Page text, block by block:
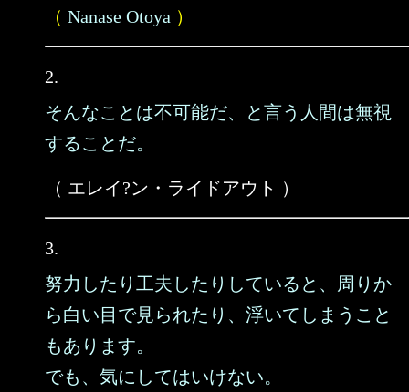
（ Nanase Otoya ）
2.
そんなことは不可能だ、と言う人間は無視
することだ。
（ エレイ?ン・ライドアウト ）
3.
努力したり工夫したりしていると、周りか
ら白い目で見られたり、浮いてしまうこと
もあります。
でも、気にしてはいけない。